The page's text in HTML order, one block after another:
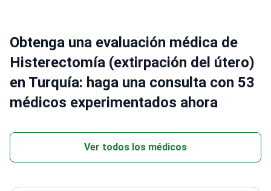
Obtenga una evaluación médica de
Histerectomía (extirpación del útero)
en Turquía: haga una consulta con 53
médicos experimentados ahora
Ver todos los médicos